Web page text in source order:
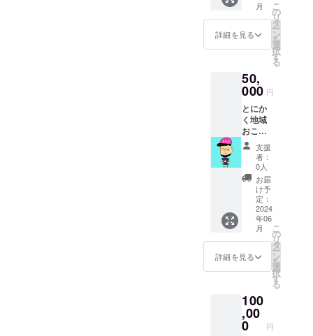
れる場
合は、
備考欄
望」と
記載く
い。 ※
出店情
報はイ
ンスタ
グラム
で公開
しま
す。 ※
有効期
限は
2025年
12月31
で。 ※
須坂市
しする
か、郵
送にて
にて配
送、常
温で1週
庫で2週
安だが
早めに
食べる
か長期
保存に
は冷凍
をおす
すめし
ます。
・長野
県須坂
市産の
ブドウ
※送料込
年5月か
ら12月
頃の開
催」 蔵
の見学
程度を
予定し
ており
ます。
※詳細は
個別に
てメー
ルにて
ご連絡
いたし
ます。
※現地ま
での交
通費等
は自己
負担で
お願い
月
詳細を見る
こ
の
リ
タ
ー
ン
を
選
択
す
る
50,
000 円
とにか
く地域
おこし
協力隊
の村田
を応援
したい
人へ。
感謝の
お礼を
手紙に
て送ら
せて頂
きま
す。
支援
者：
0人
お届
け予
定：
2024
年06
月
詳細を見る
こ
の
リ
タ
ー
ン
を
選
択
す
る
100
,00
0 円